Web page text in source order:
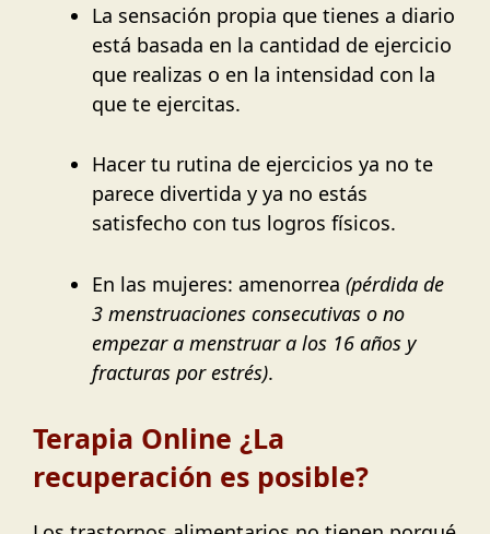
La sensación propia que tienes a diario
está basada en la cantidad de ejercicio
que realizas o en la intensidad con la
que te ejercitas.
Hacer tu rutina de ejercicios ya no te
parece divertida y ya no estás
satisfecho con tus logros físicos.
En las mujeres: amenorrea (pérdida de
3 menstruaciones consecutivas o no
empezar a menstruar a los 16 años y
fracturas por estrés).
Terapia Online ¿La
recuperación es posible?